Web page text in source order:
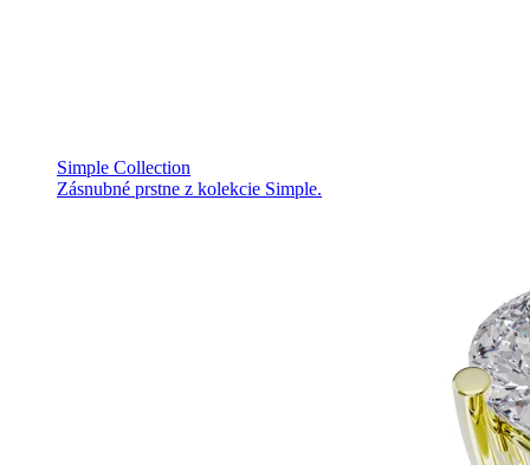
Simple Collection
Zásnubné prstne z kolekcie Simple.